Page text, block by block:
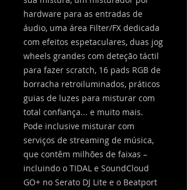
hardware para as entradas de
áudio, uma área Filter/FX dedicada
com efeitos espetaculares, duas jog
wheels grandes com deteção táctil
para fazer scratch, 16 pads RGB de
borracha retroiluminados, práticos
guias de luzes para misturar com
total confiança... e muito mais.
Pode inclusive misturar com
serviços de streaming de música,
que contêm milhões de faixas –
incluindo o TIDAL e SoundCloud
GO+ no Serato DJ Lite e o Beatport